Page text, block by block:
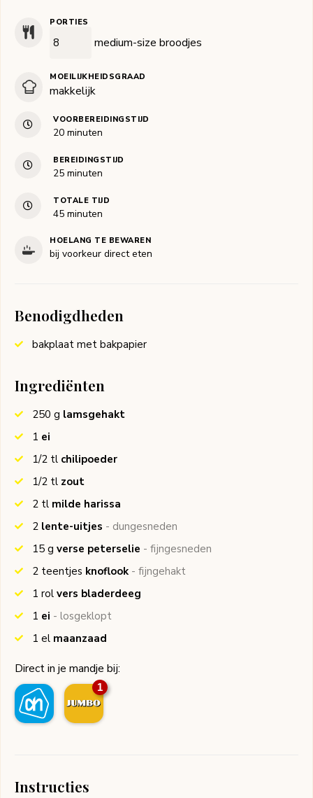
PORTIES
medium-size broodjes
MOEILIJKHEIDSGRAAD
makkelijk
VOORBEREIDINGSTIJD
20minuten
minuten
BEREIDINGSTIJD
25minuten
minuten
TOTALE TIJD
45minuten
minuten
HOELANG TE BEWAREN
bij voorkeur direct eten
Benodigdheden
bakplaat met bakpapier
Ingrediënten
250 g lamsgehakt
1 ei
1/2 tl chilipoeder
1/2 tl zout
2 tl milde harissa
2 lente-uitjes - dungesneden
15 g verse peterselie - fijngesneden
2 teentjes knoflook - fijngehakt
1 rol vers bladerdeeg
1 ei - losgeklopt
1 el maanzaad
Direct in je mandje bij:
1
Instructies